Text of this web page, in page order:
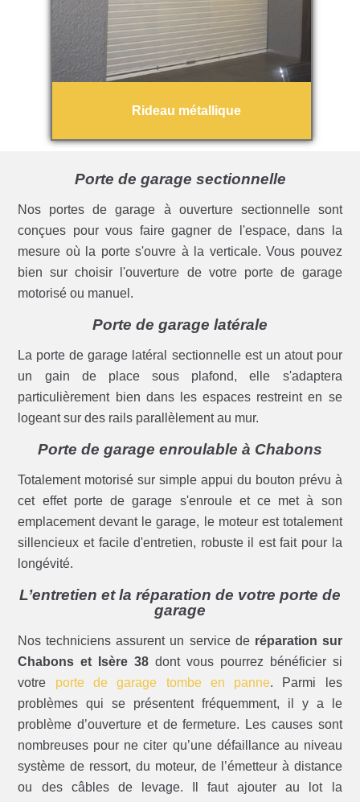
Rideau métallique
Porte de garage sectionnelle
Nos portes de garage à ouverture sectionnelle sont
conçues pour vous faire gagner de l'espace, dans la
mesure où la porte s'ouvre à la verticale. Vous pouvez
bien sur choisir l'ouverture de votre porte de garage
motorisé ou manuel.
Porte de garage latérale
La porte de garage latéral sectionnelle est un atout pour
un gain de place sous plafond, elle s'adaptera
particulièrement bien dans les espaces restreint en se
logeant sur des rails parallèlement au mur.
Porte de garage enroulable à Chabons
Totalement motorisé sur simple appui du bouton prévu à
cet effet porte de garage s'enroule et ce met à son
emplacement devant le garage, le moteur est totalement
sillencieux et facile d'entretien, robuste il est fait pour la
longévité.
L’entretien et la réparation de votre porte de
garage
Nos techniciens assurent un service de réparation sur
Chabons et Isère 38 dont vous pourrez bénéficier si
votre porte de garage tombe en panne. Parmi les
problèmes qui se présentent fréquemment, il y a le
problème d’ouverture et de fermeture. Les causes sont
nombreuses pour ne citer qu’une défaillance au niveau
système de ressort, du moteur, de l’émetteur à distance
ou des câbles de levage. Il faut ajouter au lot la